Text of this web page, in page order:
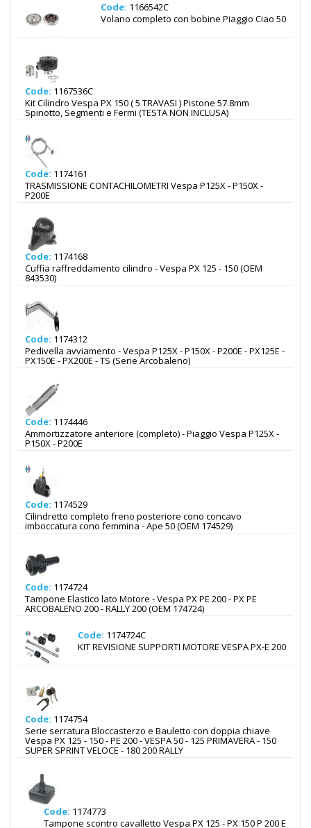
Code: 1166542C
Volano completo con bobine Piaggio Ciao 50
Code: 1167536C
Kit Cilindro Vespa PX 150 ( 5 TRAVASI ) Pistone 57.8mm
Spinotto, Segmenti e Fermi (TESTA NON INCLUSA)
Code: 1174161
TRASMISSIONE CONTACHILOMETRI Vespa P125X - P150X -
P200E
Code: 1174168
Cuffia raffreddamento cilindro - Vespa PX 125 - 150 (OEM
843530)
Code: 1174312
Pedivella avviamento - Vespa P125X - P150X - P200E - PX125E -
PX150E - PX200E - TS (Serie Arcobaleno)
Code: 1174446
Ammortizzatore anteriore (completo) - Piaggio Vespa P125X -
P150X - P200E
Code: 1174529
Cilindretto completo freno posteriore cono concavo
imboccatura cono femmina - Ape 50 (OEM 174529)
Code: 1174724
Tampone Elastico lato Motore - Vespa PX PE 200 - PX PE
ARCOBALENO 200 - RALLY 200 (OEM 174724)
Code: 1174724C
KIT REVISIONE SUPPORTI MOTORE VESPA PX-E 200
Code: 1174754
Serie serratura Bloccasterzo e Bauletto con doppia chiave
Vespa PX 125 - 150 - PE 200 - VESPA 50 - 125 PRIMAVERA - 150
SUPER SPRINT VELOCE - 180 200 RALLY
Code: 1174773
Tampone scontro cavalletto Vespa PX 125 - PX 150 P 200 E